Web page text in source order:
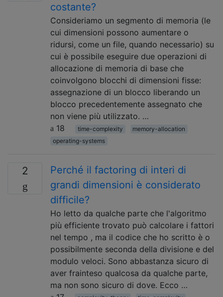
costante?
Consideriamo un segmento di memoria (le
cui dimensioni possono aumentare o
ridursi, come un file, quando necessario) su
cui è possibile eseguire due operazioni di
allocazione di memoria di base che
coinvolgono blocchi di dimensioni fisse:
assegnazione di un blocco liberando un
blocco precedentemente assegnato che
non viene più utilizzato. …
18
time-complexity
memory-allocation
operating-systems
2
Perché il factoring di interi di
grandi dimensioni è considerato
difficile?
Ho letto da qualche parte che l'algoritmo
più efficiente trovato può calcolare i fattori
nel tempo , ma il codice che ho scritto è o
possibilmente seconda della divisione e del
modulo veloci. Sono abbastanza sicuro di
aver frainteso qualcosa da qualche parte,
ma non sono sicuro di dove. Ecco …